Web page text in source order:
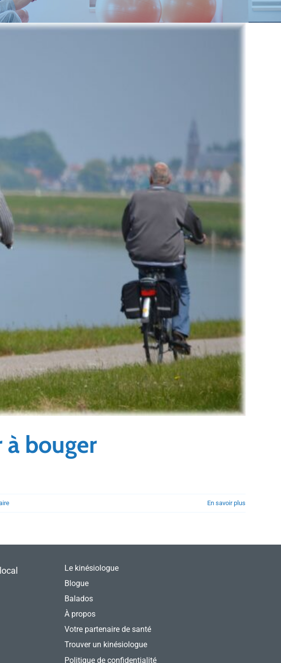
à bouger
En savoir plus
Le kinésiologue
Blogue
Balados
À propos
Votre partenaire de santé
Trouver un kinésiologue
Politique de confidentialité